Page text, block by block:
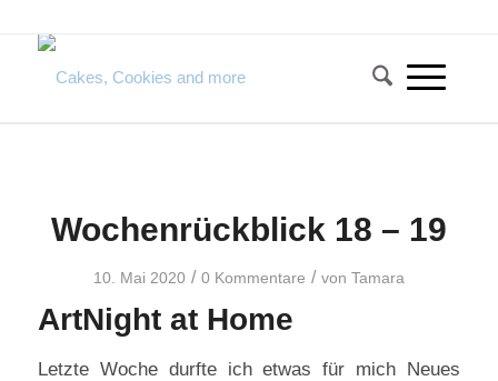
Wochenrückblick 18 – 19
10. Mai 2020 / 0 Kommentare / von Tamara
ArtNight at Home
Letzte Woche durfte ich etwas für mich Neues